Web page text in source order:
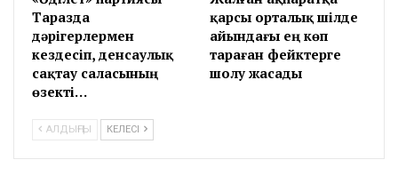
Таразда
дәрігерлермен
кездесіп, денсаулық
сақтау саласының
өзекті…
қарсы орталық шілде
айындағы ең көп
тараған фейктерге
шолу жасады
АЛДЫҢҒЫ КЕЛЕСІ